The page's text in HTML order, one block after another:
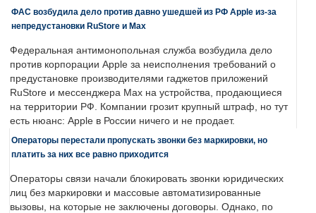
ФАС возбудила дело против давно ушедшей из РФ Apple из-за
непредустановки RuStore и Max
Федеральная антимонопольная служба возбудила дело
против корпорации Apple за неисполнения требований о
предустановке производителями гаджетов приложений
RuStore и мессенджера Max на устройства, продающиеся
на территории РФ. Компании грозит крупный штраф, но тут
есть нюанс: Apple в России ничего и не продает.
Операторы перестали пропускать звонки без маркировки, но
платить за них все равно приходится
Операторы связи начали блокировать звонки юридических
лиц без маркировки и массовые автоматизированные
вызовы, на которые не заключены договоры. Однако, по